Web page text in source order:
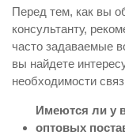
Перед тем, как вы
консультанту,
часто задаваемые
вы найдете
необходимости
Имеются ли у
оптовых